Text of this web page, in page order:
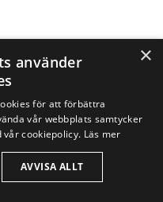
för
i
×
använder
för att förbättra
vår webbplats samtycker
cookiepolicy. Läs mer
AVVISA ALLT